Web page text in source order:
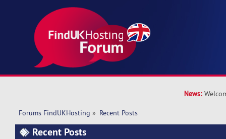
News:
Forums FindUKHosting » Recent Posts
Recent Posts